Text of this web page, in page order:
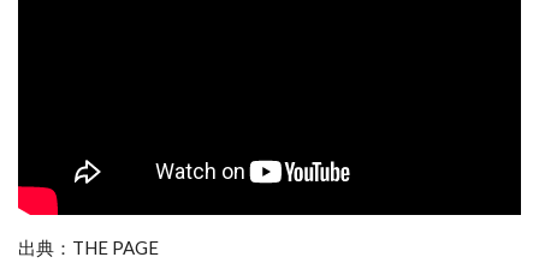
出典：THE PAGE